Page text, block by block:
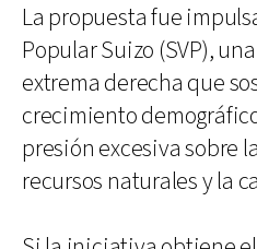
La propuesta fue
Popular Suizo (SVP),
extrema derecha que
crecimiento
presión excesiva sobre
recursos naturales y la